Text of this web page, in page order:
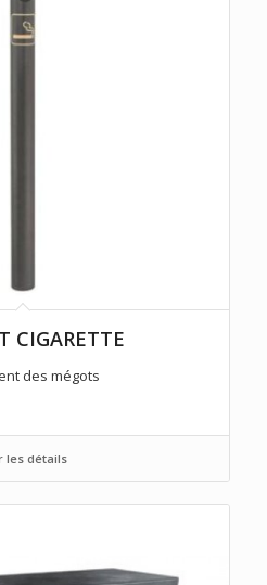
CIGARETTE
des mégots
les détails